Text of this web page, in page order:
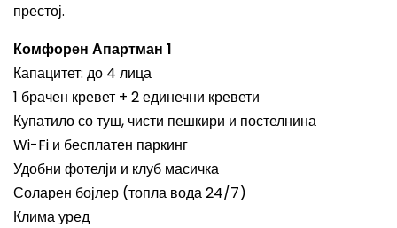
престој.
Комфорен Апартман 1
Капацитет: до 4 лица
1 брачен кревет + 2 единечни кревети
Купатило со туш, чисти пешкири и постелнина
Wi-Fi и бесплатен паркинг
Удобни фотелји и клуб масичка
Соларен бојлер (топла вода 24/7)
Клима уред